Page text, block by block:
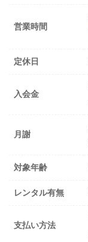
営業時間
定休日
入会金
月謝
対象年齢
レンタル有無
支払い方法